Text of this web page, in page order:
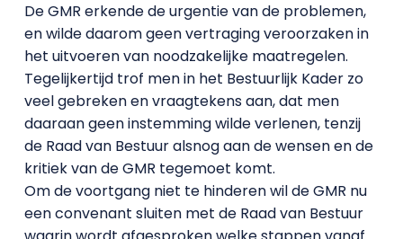
De GMR erkende de urgentie van de problemen,
en wilde daarom geen vertraging veroorzaken in
het uitvoeren van noodzakelijke maatregelen.
Tegelijkertijd trof men in het Bestuurlijk Kader zo
veel gebreken en vraagtekens aan, dat men
daaraan geen instemming wilde verlenen, tenzij
de Raad van Bestuur alsnog aan de wensen en de
kritiek van de GMR tegemoet komt.
Om de voortgang niet te hinderen wil de GMR nu
een convenant sluiten met de Raad van Bestuur